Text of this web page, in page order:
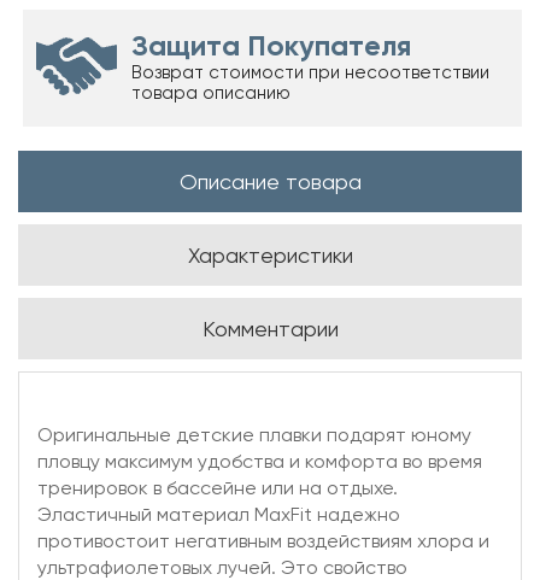
Защита Покупателя
Возврат стоимости при несоответствии
товара описанию
Описание товара
Характеристики
Комментарии
Оригинальные детские плавки подарят юному
пловцу максимум удобства и комфорта во время
тренировок в бассейне или на отдыхе.
Эластичный материал MaxFit надежно
противостоит негативным воздействиям хлора и
ультрафиолетовых лучей. Это свойство